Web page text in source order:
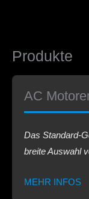
Produkte
AC
Das Standard-
breite Auswahl
MEHR INFOS